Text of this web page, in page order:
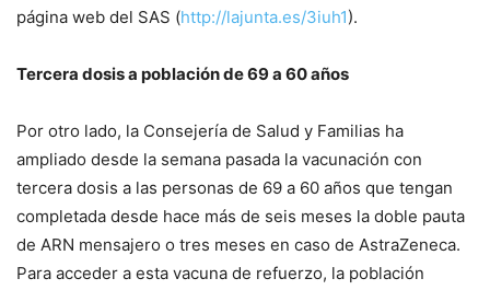
página web del SAS (http://lajunta.es/3iuh1).
Tercera dosis a población de 69 a 60 años
Por otro lado, la Consejería de Salud y Familias ha
ampliado desde la semana pasada la vacunación con
tercera dosis a las personas de 69 a 60 años que tengan
completada desde hace más de seis meses la doble pauta
de ARN mensajero o tres meses en caso de AstraZeneca.
Para acceder a esta vacuna de refuerzo, la población